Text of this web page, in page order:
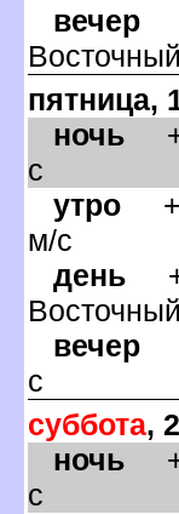
ечер
пятница,
ночь
с
утро
м/с
день
ечер
с
суббота,
ночь
с